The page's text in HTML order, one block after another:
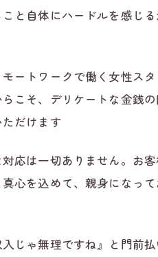
と自体にハードルを感じ
ートワークで働く女性ス
こそ、デリケートな金銭
だけます
応は一切ありません。お
心を込めて、親身になっ
入じゃ無理ですね』と門前